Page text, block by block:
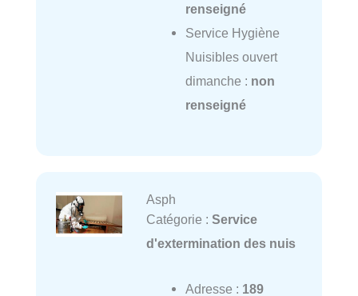
renseigné
Service Hygiène
Nuisibles ouvert
dimanche : non
renseigné
Asph
Catégorie : Service
d'extermination des nuis
Adresse : 189